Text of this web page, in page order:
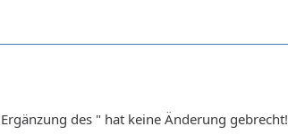
des " hat keine Änderung gebrecht!